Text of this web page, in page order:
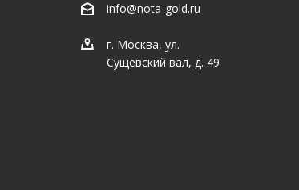
info@nota-gold.ru
г. Москва, ул.
Сущевский вал, д. 49